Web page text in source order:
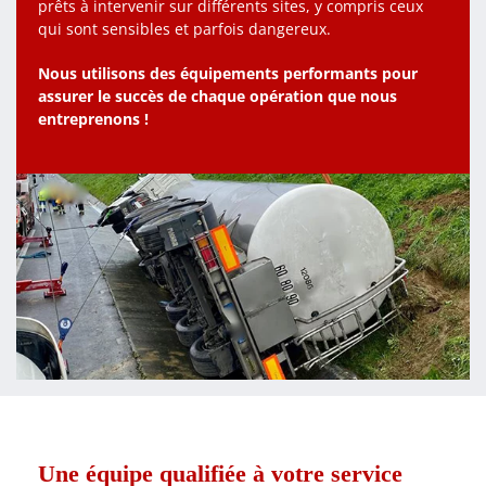
prêts à intervenir sur différents sites, y compris ceux
qui sont sensibles et parfois dangereux.
Nous utilisons des équipements performants pour
assurer le succès de chaque opération que nous
entreprenons !
Une équipe qualifiée à votre service